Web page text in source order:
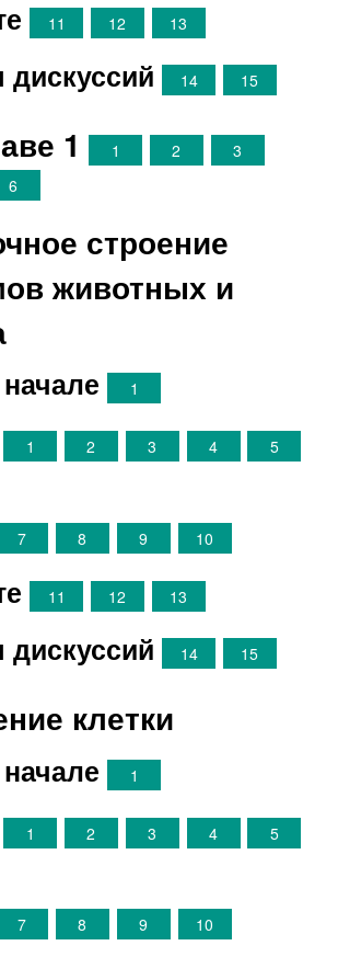
11 12 13
14 15
1 1 2
3
6
строение
животных и
1
1 2 3 4
5
7 8 9 10
11 12 13
14 15
клетки
1
1 2 3 4
5
7 8 9 10